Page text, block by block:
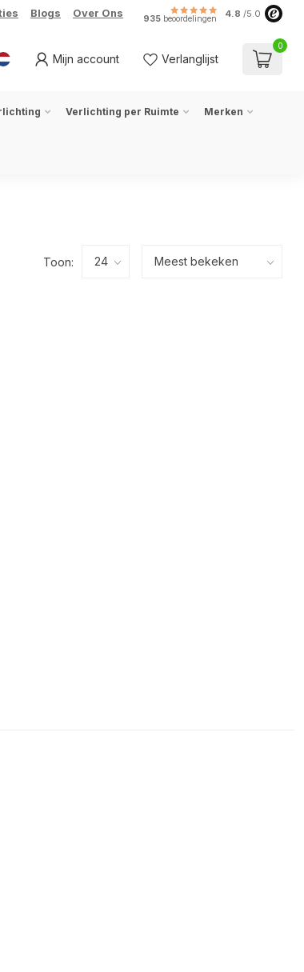
Blogs Over Ons 935 beoordelingen 4.8 /5.0
Mijn account Verlanglijst
0
Verlichting per Ruimte Merken
Toon: